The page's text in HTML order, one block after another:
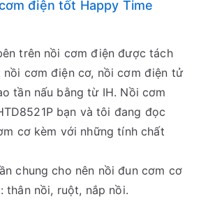
điện tốt Happy Time
trên nồi cơm điện được tách
nồi cơm điện cơ, nồi cơm điện tử
tần nấu bằng từ IH. Nồi cơm
bạn và tôi đang đọc
cơ kèm với những tính chất
chung cho nên nồi đun cơm cơ
thân nồi, ruột, nắp nồi.